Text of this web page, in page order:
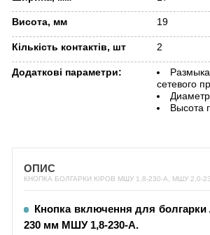
Висота, мм 19
Кількість контактів, шт 2
Додаткові параметри:
сетевого
Высота
ОПИС
КНОПКА БОЛГАРКИ КІРОВ МШУ 1,8-230-А, МШУ 2,0-
Кнопка включення для
230 мм МШУ 1,8-230-А.